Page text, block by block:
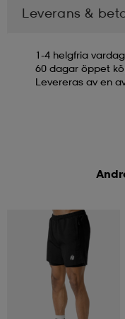
Leverans &
1-4 helgfria
60 dagar öppet
Levereras av en